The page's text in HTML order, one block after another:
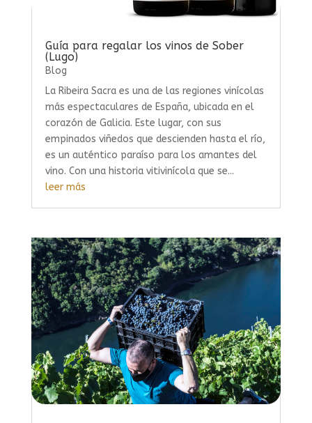
Guía para regalar los vinos de Sober
(Lugo)
Blog
La Ribeira Sacra es una de las regiones vinícolas
más espectaculares de España, ubicada en el
corazón de Galicia. Este lugar, con sus
empinados viñedos que descienden hasta el río,
es un auténtico paraíso para los amantes del
vino. Con una historia vitivinícola que se...
leer más